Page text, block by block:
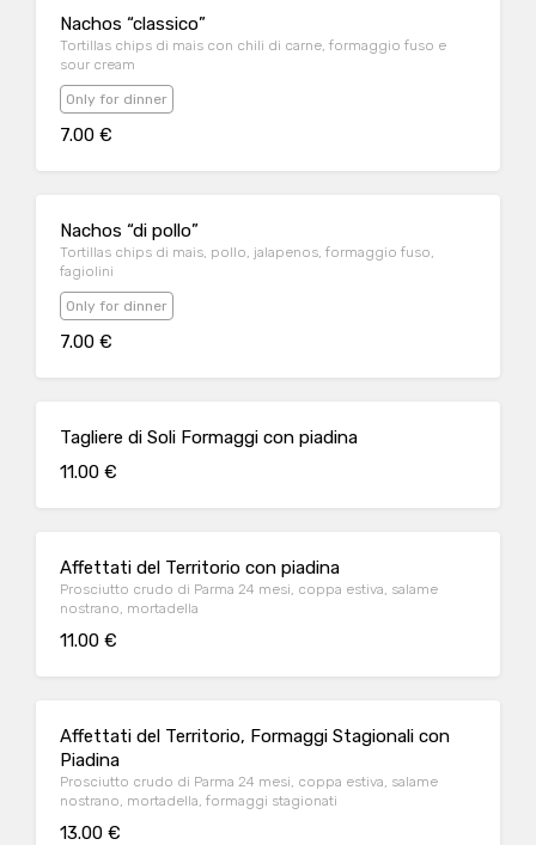
Nachos “classico”
Tortillas chips di mais con chili di carne, formaggio fuso e
sour cream
Only for dinner
7.00 €
Nachos “di pollo”
Tortillas chips di mais, pollo, jalapenos, formaggio fuso,
fagiolini
Only for dinner
7.00 €
Tagliere di Soli Formaggi con piadina
11.00 €
Affettati del Territorio con piadina
Prosciutto crudo di Parma 24 mesi, coppa estiva, salame
nostrano, mortadella
11.00 €
Affettati del Territorio, Formaggi Stagionali con
Piadina
Prosciutto crudo di Parma 24 mesi, coppa estiva, salame
nostrano, mortadella, formaggi stagionati
13.00 €